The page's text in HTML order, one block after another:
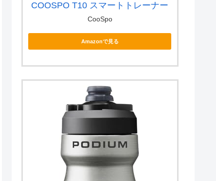
COOSPO T10 スマートトレーナー
CooSpo
Amazonで見る